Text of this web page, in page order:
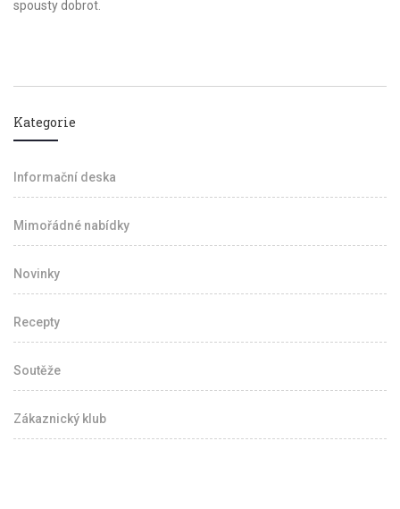
spousty dobrot.
Kategorie
Informační deska
Mimořádné nabídky
Novinky
Recepty
Soutěže
Zákaznický klub